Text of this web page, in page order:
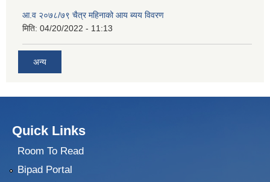
आ.व २०७८/७९ चैत्र महिनाको आय ब्यय विवरण
मिति: 04/20/2022 - 11:13
अन्य
Quick Links
Room To Read
Bipad Portal